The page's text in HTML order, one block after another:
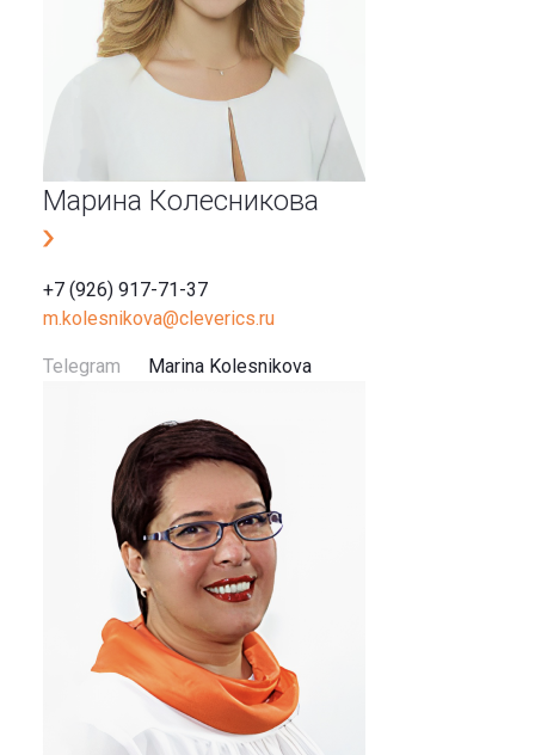
Марина Колесникова
+7 (926) 917-71-37
m.kolesnikova@cleverics.ru
Telegram Marina Kolesnikova